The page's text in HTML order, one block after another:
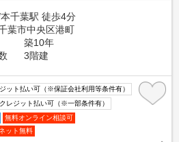
千葉駅 徒歩4分
葉市中央区港町
築10年
3階建
ット払い可（※保証会社利用等条件有）
レジット払い可（※一部条件有）
無料オンライン相談可
ット無料